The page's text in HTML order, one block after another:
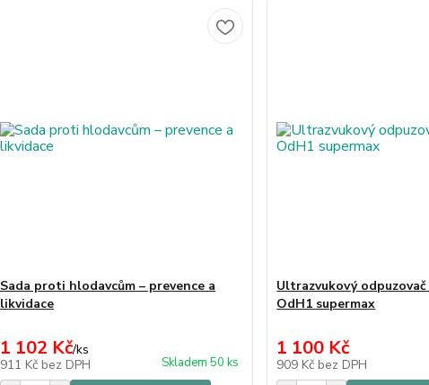
Sada proti hlodavcům – prevence a
likvidace
1 102 Kč/ks
911 Kč bez DPH Skladem 50 ks
Ultrazvukový odpuzovač
OdH1 supermax
1 100 Kč
909 Kč bez DPH